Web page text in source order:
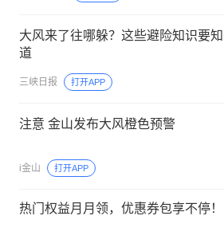
大风来了往哪躲？这些避险知识要知
道
三峡日报 打开APP
注意 ️金山发布大风橙色预警
i金山 打开APP
热门权益月月领，优惠券包享不停！